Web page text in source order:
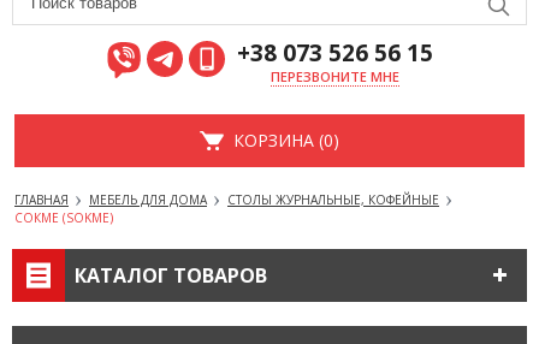
+38 073 526 56 15
ПЕРЕЗВОНИТЕ МНЕ
КОРЗИНА (0)
ГЛАВНАЯ МЕБЕЛЬ ДЛЯ ДОМА
СТОЛЫ ЖУРНАЛЬНЫЕ, КОФЕЙНЫЕ
СОКМЕ (SOKME)
КАТАЛОГ ТОВАРОВ